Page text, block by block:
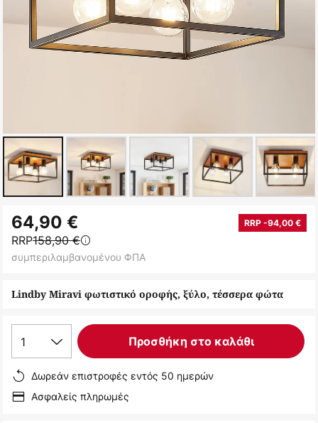
στην
αρχή
της
εικόνων
Lindby Miravi φωτιστικό οροφής, ξύλο, τέσσερα φώτα
64,90 € RRP -94,00 €
RRP158,90 €
συμπεριλαμβανομένου ΦΠΑ
1 Προσθήκη στο καλάθι
Δωρεάν επιστροφές εντός 50 ημερών
Ασφαλείς πληρωμές